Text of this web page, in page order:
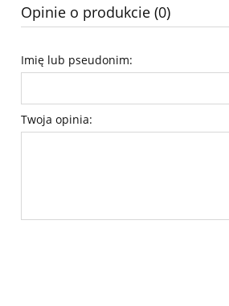
Opinie o produkcie (0)
Imię lub pseudonim:
Twoja opinia: